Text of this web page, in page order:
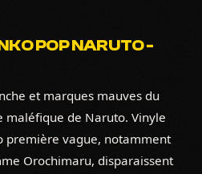
POP NARUTO -
et marques mauves du
de Naruto. Vinyle
première vague, notamment
Orochimaru, disparaissent